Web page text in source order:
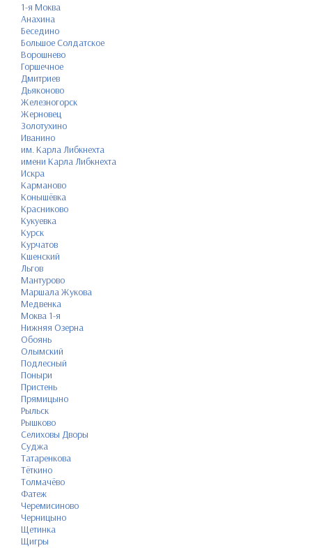
1-я Моква
Анахина
Беседино
Большое Солдатское
Ворошнево
Горшечное
Дмитриев
Дьяконово
Железногорск
Жерновец
Золотухино
Иванино
им. Карла Либкнехта
имени Карла Либкнехта
Искра
Карманово
Конышёвка
Красниково
Кукуевка
Курск
Курчатов
Кшенский
Льгов
Мантурово
Маршала Жукова
Медвенка
Моква 1-я
Нижняя Озерна
Обоянь
Олымский
Подлесный
Поныри
Пристень
Прямицыно
Рыльск
Рышково
Селиховы Дворы
Суджа
Татаренкова
Тёткино
Толмачёво
Фатеж
Черемисиново
Черницыно
Щетинка
Щигры